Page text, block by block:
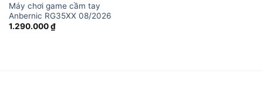
Máy chơi game cầm tay
Anbernic RG35XX 08/2026
1.290.000₫